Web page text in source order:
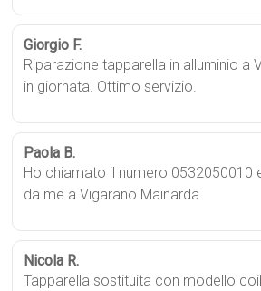
Giorgio F.
Riparazione tapparella in alluminio a
in giornata. Ottimo servizio.
Paola B.
Ho chiamato il numero 0532050010
da me a Vigarano Mainarda.
Nicola R.
Tapparella sostituita con modello